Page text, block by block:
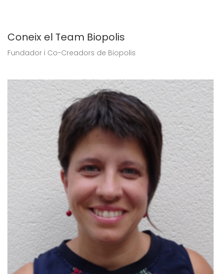
Coneix el Team Biopolis
Fundador i Co-Creadors de Biopolis